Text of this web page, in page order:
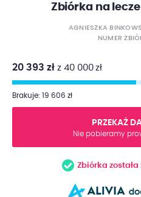
Zbiórka na
AGNIESZKA
NUMER
20 393 zł z 40 000 zł
Brakuje: 19 606 zł
PRZEKAŻ
Nie pobieramy
Zbiórka